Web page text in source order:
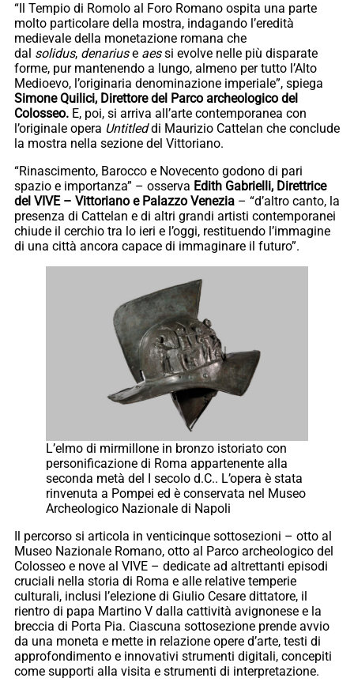
“Il Tempio di Romolo al Foro Romano ospita una parte
molto particolare della mostra, indagando l’eredità
medievale della monetazione romana che
dal solidus, denariuse aessi evolve nelle più disparate
forme, pur mantenendo a lungo, almeno per tutto l’Alto
Medioevo, l’originaria denominazione imperiale”, spiega
Simone Quilici, Direttore del Parco archeologico del
Colosseo. E, poi, si arriva all’arte contemporanea con
l’originale opera Untitleddi Maurizio Cattelan che conclude
la mostra nella sezione del Vittoriano.
“Rinascimento, Barocco e Novecento godono di pari
spazio e importanza” – osserva Edith Gabrielli, Direttrice
del VIVE – Vittoriano e Palazzo Venezia – “d’altro canto, la
presenza di Cattelan e di altri grandi artisti contemporanei
chiude il cerchio tra lo ieri e l’oggi, restituendo l’immagine
di una città ancora capace di immaginare il futuro”.
L’elmo di mirmillone in bronzo istoriato con
personificazione di Roma appartenente alla
seconda metà del I secolo d.C.. L’opera è stata
rinvenuta a Pompei ed è conservata nel Museo
Archeologico Nazionale di Napoli
Il percorso si articola in venticinque sottosezioni – otto al
Museo Nazionale Romano, otto al Parco archeologico del
Colosseo e nove al VIVE – dedicate ad altrettanti episodi
cruciali nella storia di Roma e alle relative temperie
culturali, inclusi l’elezione di Giulio Cesare dittatore, il
rientro di papa Martino V dalla cattività avignonese e la
breccia di Porta Pia. Ciascuna sottosezione prende avvio
da una moneta e mette in relazione opere d’arte, testi di
approfondimento e innovativi strumenti digitali, concepiti
come supporti alla visita e strumenti di interpretazione.